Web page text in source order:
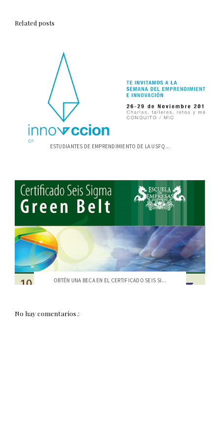
Related posts
ESTUDIANTES DE EMPRENDIMIENTO DE LA USFQ...
OBTÉN UNA BECA EN EL CERTIFICADO SEIS SI...
No hay comentarios.: